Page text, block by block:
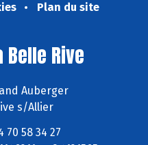
Plan du site
Belle Rive
Auberger
s/Allier
70 58 34 27